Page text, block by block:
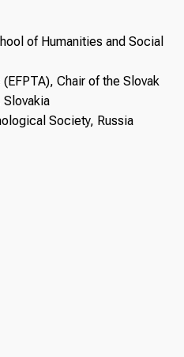
of Humanities and Social
Chair of the Slovak
Slovakia
Society, Russia